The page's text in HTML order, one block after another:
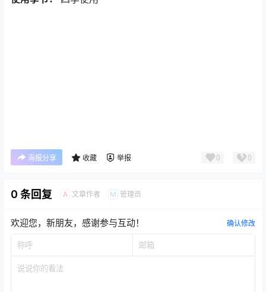
海报分享 收藏 举报 0 0
0 条回复 A 文章作者 M 管理员
欢迎您，新朋友，感谢参与互动！ 确认修改